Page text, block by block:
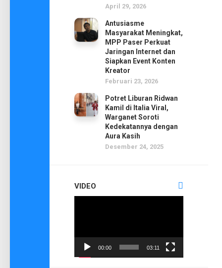
April 29, 2026
Antusiasme
Masyarakat Meningkat,
MPP Paser Perkuat
Jaringan Internet dan
Siapkan Event Konten
Kreator
Februari 23, 2026
Potret Liburan Ridwan
Kamil di Italia Viral,
Warganet Soroti
Kedekatannya dengan
Aura Kasih
Desember 24, 2025
VIDEO
00:00 03:11